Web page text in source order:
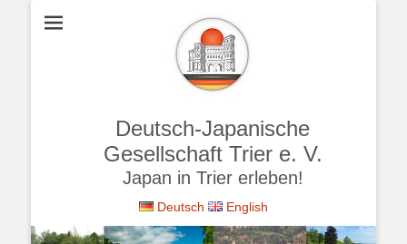
Deutsch-Japanische
Gesellschaft Trier e. V.
Japan in Trier erleben!
Deutsch English